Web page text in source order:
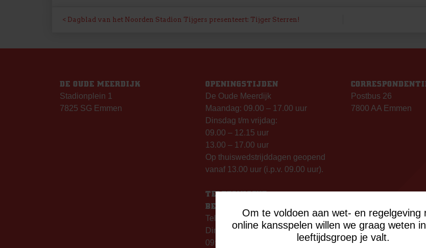
Om te voldoen aan wet- en regelgeving
online kansspelen willen we graag weten
leeftijdsgroep je valt.
BERICHT
NAVIGATIE
Dagblad van het Noorden Stadion Tijgers presenteert: Tijger Sterren!
DE OUDE MEERDIJK
Stadionplein 1
7825 SG Emmen
OPENINGSTIJDEN
De Oude Meerdijk
Maandag: 09.00 – 17.00 uur
Dinsdag t/m vrijdag:
09.00 – 12.15 uur
13.00 – 17.00 uur
Op thuiswedstrijddagen geopend
vanaf 13.00 uur (i.p.v. 09.00 uur).
TELEFONISCHE
BEREIKBAARHEID
Telefonisch bereikbaar op:
Dinsdag
09:00 - 12:15 uur
Postbus 26
7800 AA Emmen